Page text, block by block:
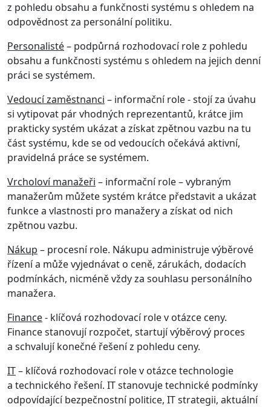
z pohledu obsahu a funkčnosti systému s ohledem na
odpovědnost za personální politiku.
Personalisté– podpůrná rozhodovací role z pohledu
obsahu a funkčnosti systému s ohledem na jejich denní
práci se systémem.
Vedoucí zaměstnanci – informační role - stojí za úvahu
si vytipovat pár vhodných reprezentantů, krátce jim
prakticky systém ukázat a získat zpětnou vazbu na tu
část systému, kde se od vedoucích očekává aktivní,
pravidelná práce se systémem.
Vrcholoví manažeři – informační role – vybraným
manažerům můžete systém krátce představit a ukázat
funkce a vlastnosti pro manažery a získat od nich
zpětnou vazbu.
Nákup – procesní role. Nákupu administruje výběrové
řízení a může vyjednávat o ceně, zárukách, dodacích
podmínkách, nicméně vždy za souhlasu personálního
manažera.
Finance- klíčová rozhodovací role v otázce ceny.
Finance stanovují rozpočet, startují výběrový proces
a schvalují konečné řešení z pohledu ceny.
IT– klíčová rozhodovací role v otázce technologie
a technického řešení. IT stanovuje technické podmínky
odpovídající bezpečnostní politice, IT strategii, aktuální